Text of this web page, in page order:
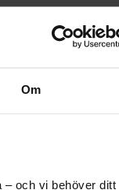
Om
– och vi behöver ditt
Artiklar: Nyheter
Förebygg
med hjälp av vittnena